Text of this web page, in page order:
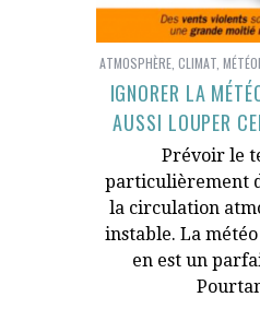
ATMOSPHÈRE CLIMAT
IGNORER LA
AUSSI LOUPER
Prévoir le
particulièrement
la circulation
instable. La
en est un